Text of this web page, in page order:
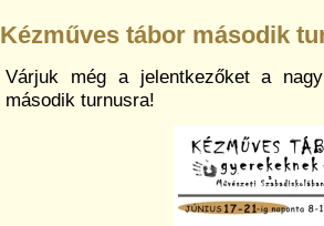
Kézműves tábor második
Várjuk még a jelentkezőket a
második turnusra!